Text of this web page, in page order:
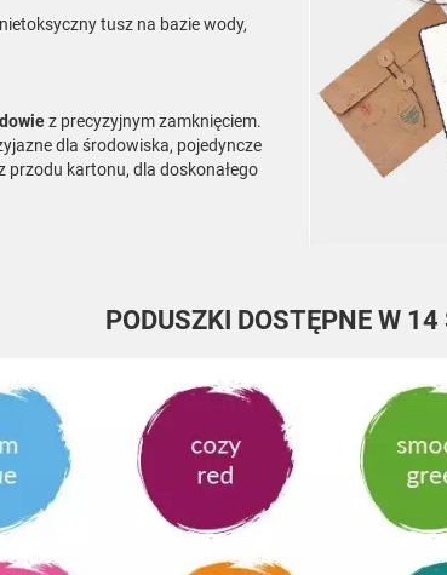
tusz na bazie wody,
z precyzyjnym zamknięciem.
dla środowiska, pojedyncze
przodu kartonu, dla doskonałego
PODUSZKI DOSTĘPNE W